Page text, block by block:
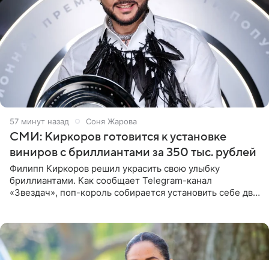
57 минут назад Соня Жарова
СМИ: Киркоров готовится к установке
виниров с бриллиантами за 350 тыс. рублей
Филипп Киркоров решил украсить свою улыбку
бриллиантами. Как сообщает Telegram-канал
«Звездач», поп-король собирается установить себе два